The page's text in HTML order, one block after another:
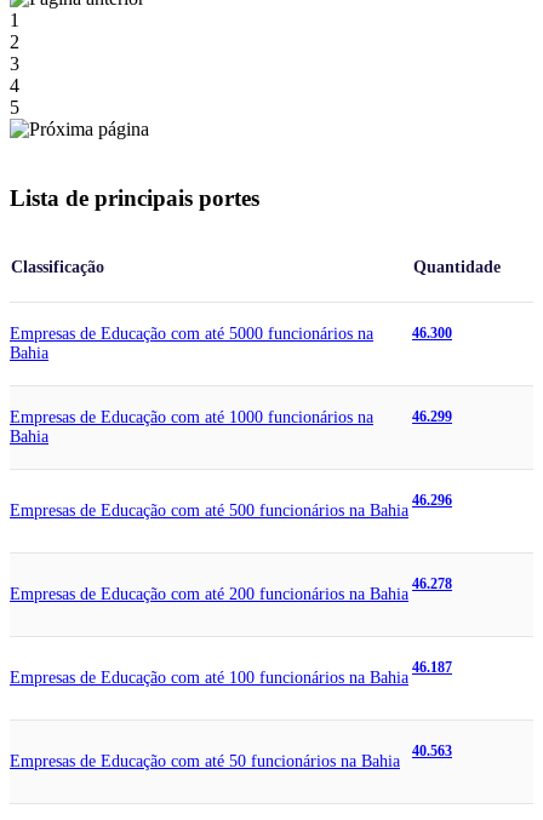
1
2
3
4
5
Lista de principais portes
Classificação Quantidade
Empresas de Educação com até 5000 funcionários na
Bahia
46.300
Empresas de Educação com até 1000 funcionários na
Bahia
46.299
Empresas de Educação com até 500 funcionários na Bahia
46.296
Empresas de Educação com até 200 funcionários na Bahia
46.278
Empresas de Educação com até 100 funcionários na Bahia
46.187
Empresas de Educação com até 50 funcionários na Bahia
40.563